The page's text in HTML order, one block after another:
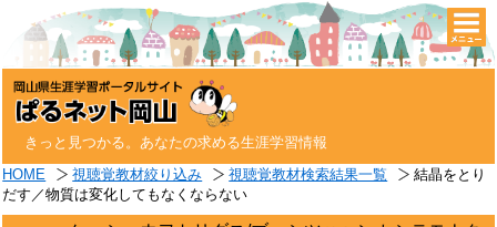
きっと見つかる。あなたの求める生涯学習情報
HOME 視聴覚教材絞り込み 視聴覚教材検索結果一覧
結晶をとり
だす／物質は変化してもなくならない